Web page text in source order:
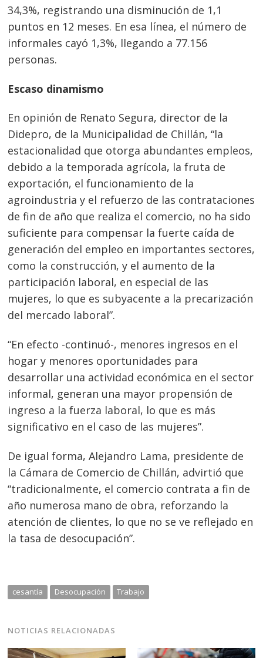
34,3%, registrando una disminución de 1,1
puntos en 12 meses. En esa línea, el número de
informales cayó 1,3%, llegando a 77.156
personas.
Escaso dinamismo
En opinión de Renato Segura, director de la
Didepro, de la Municipalidad de Chillán, “la
estacionalidad que otorga abundantes empleos,
debido a la temporada agrícola, la fruta de
exportación, el funcionamiento de la
agroindustria y el refuerzo de las contrataciones
de fin de año que realiza el comercio, no ha sido
suficiente para compensar la fuerte caída de
generación del empleo en importantes sectores,
como la construcción, y el aumento de la
participación laboral, en especial de las
mujeres, lo que es subyacente a la precarización
del mercado laboral”.
“En efecto -continuó-, menores ingresos en el
hogar y menores oportunidades para
desarrollar una actividad económica en el sector
informal, generan una mayor propensión de
ingreso a la fuerza laboral, lo que es más
significativo en el caso de las mujeres”.
De igual forma, Alejandro Lama, presidente de
la Cámara de Comercio de Chillán, advirtió que
“tradicionalmente, el comercio contrata a fin de
año numerosa mano de obra, reforzando la
atención de clientes, lo que no se ve reflejado en
la tasa de desocupación”.
cesantía Desocupación Trabajo
NOTICIAS RELACIONADAS